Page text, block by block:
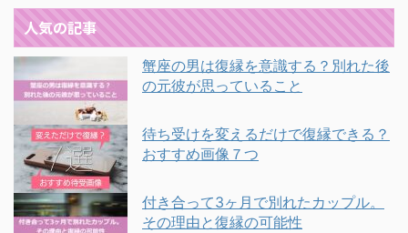
人気の記事
蟹座の男は復縁を意識する？別れた後
の元彼が思っていること
待ち受けを変えるだけで復縁できる？
おすすめ画像７つ
付き合って3ヶ月で別れたカップル。
その理由と復縁の可能性